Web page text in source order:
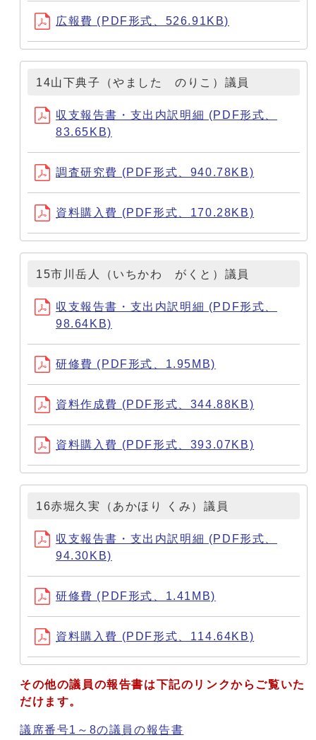
広報費 (PDF形式、526.91KB)
14山下典子（やました のりこ）議員
収支報告書・支出内訳明細 (PDF形式、
83.65KB)
調査研究費 (PDF形式、940.78KB)
資料購入費 (PDF形式、170.28KB)
15市川岳人（いちかわ がくと）議員
収支報告書・支出内訳明細 (PDF形式、
98.64KB)
研修費 (PDF形式、1.95MB)
資料作成費 (PDF形式、344.88KB)
資料購入費 (PDF形式、393.07KB)
16赤堀久実（あかほり くみ）議員
収支報告書・支出内訳明細 (PDF形式、
94.30KB)
研修費 (PDF形式、1.41MB)
資料購入費 (PDF形式、114.64KB)
その他の議員の報告書は下記のリンクからご覧いた
だけます。
議席番号1～8の議員の報告書